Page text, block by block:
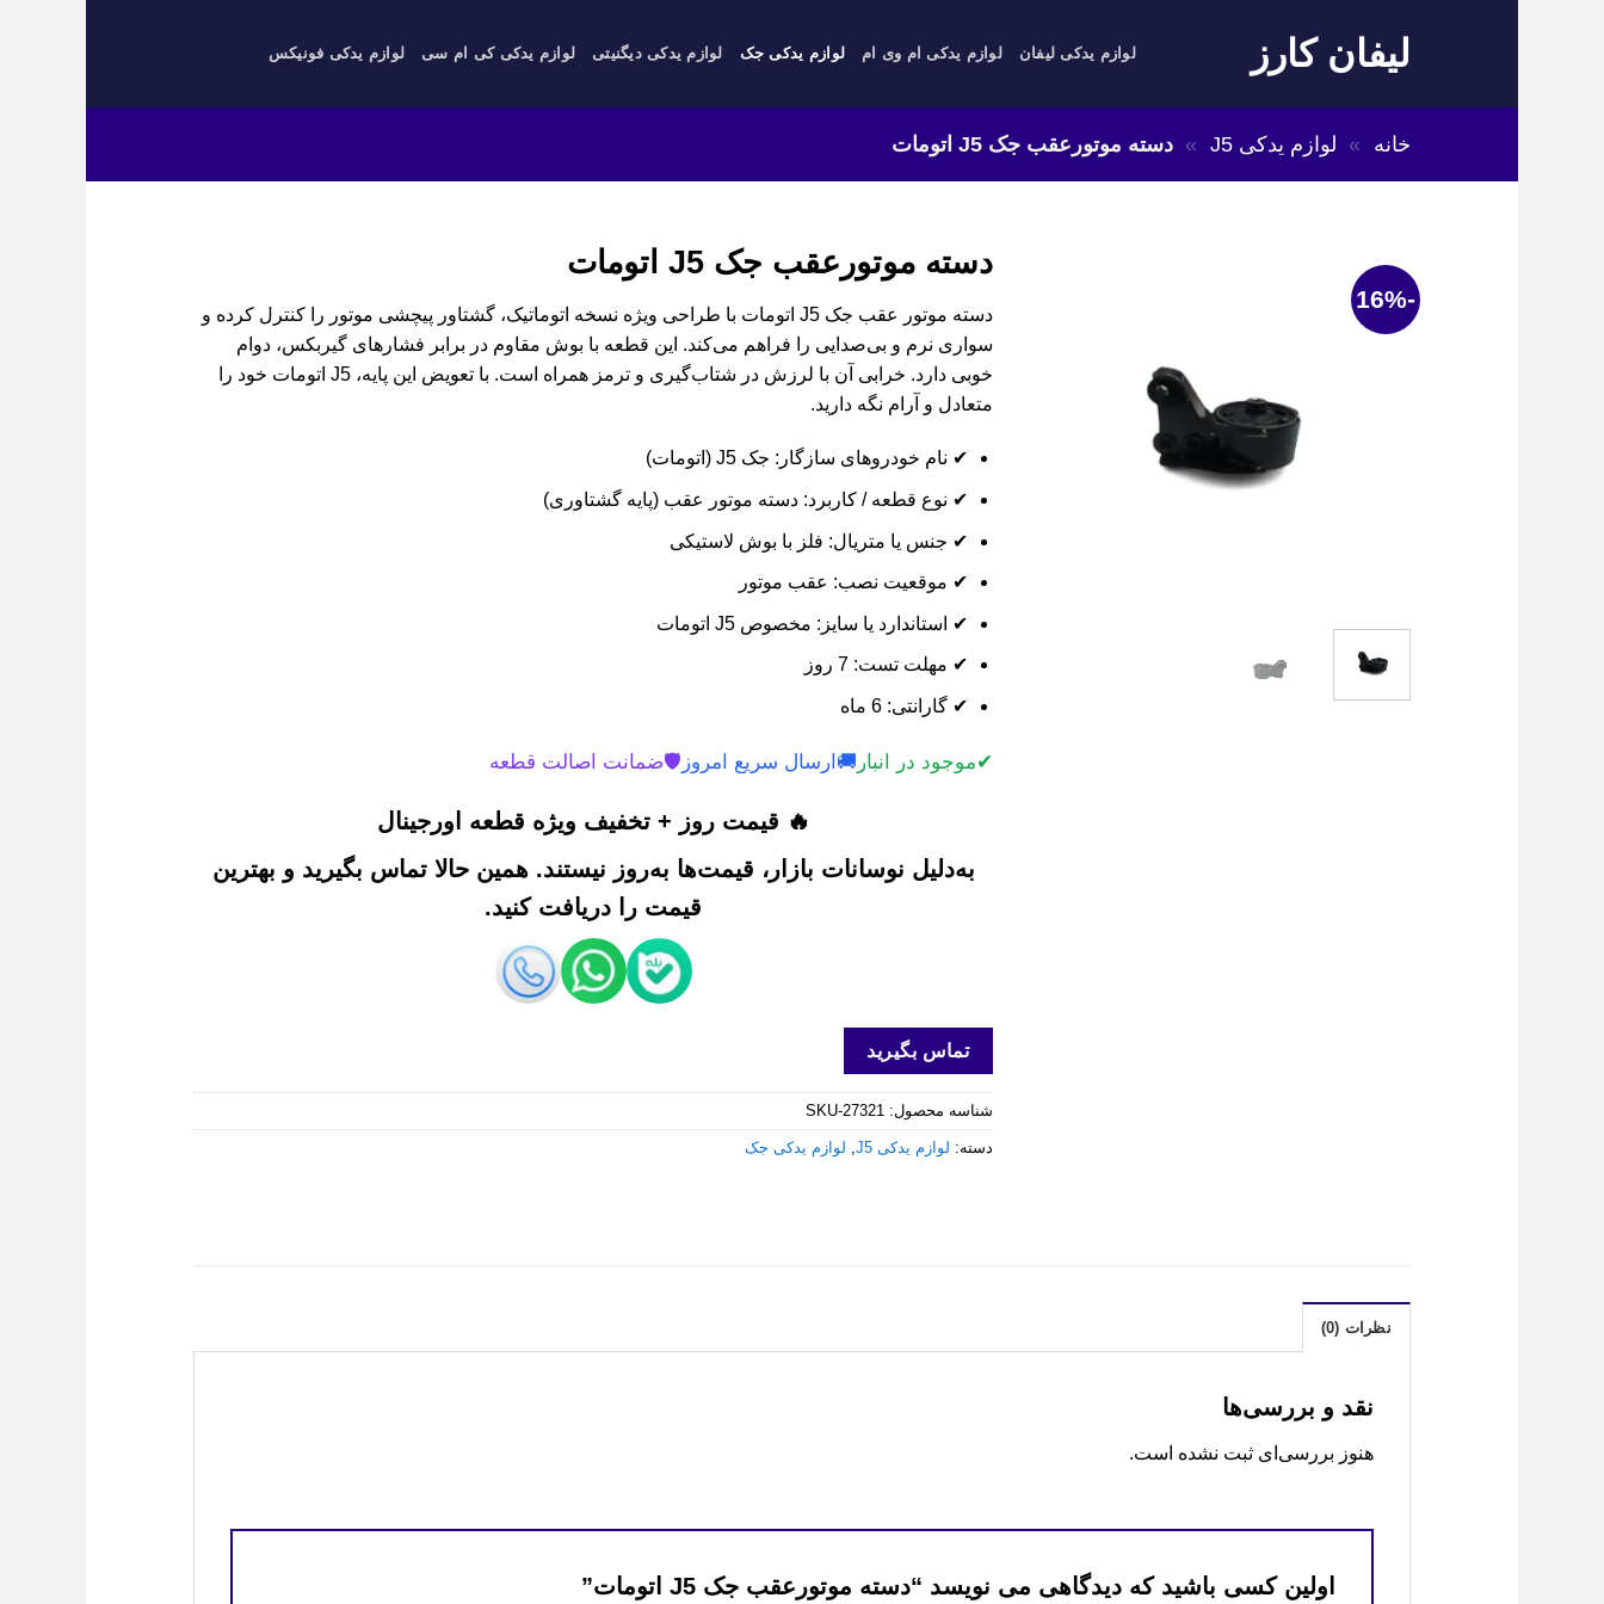
لیفان کارز لوازم یدکی لیفان لوازم یدکی ام وی ام لوازم یدکی جک لوازم یدکی دیگنیتی لوازم یدکی کی ام سی لوازم یدکی فونیکس
خانه » لوازم یدکی J5 » دسته موتورعقب جک J5 اتومات
-16%
دسته موتورعقب جک J5 اتومات
دسته موتور عقب جک J5 اتومات با طراحی ویژه نسخه اتوماتیک، گشتاور پیچشی موتور را کنترل کرده و
سواری نرم و بی‌صدایی را فراهم می‌کند. این قطعه با بوش مقاوم در برابر فشارهای گیربکس، دوام
خوبی دارد. خرابی آن با لرزش در شتاب‌گیری و ترمز همراه است. با تعویض این پایه، J5 اتومات خود را
متعادل و آرام نگه دارید.
✔ نام خودروهای سازگار: جک J5 (اتومات)
✔ نوع قطعه / کاربرد: دسته موتور عقب (پایه گشتاوری)
✔ جنس یا متریال: فلز با بوش لاستیکی
✔ موقعیت نصب: عقب موتور
✔ استاندارد یا سایز: مخصوص J5 اتومات
✔ مهلت تست: 7 روز
✔ گارانتی: 6 ماه
✔موجود در انبار 🚚 ارسال سریع امروز 🛡️ضمانت اصالت قطعه
🔥 قیمت روز + تخفیف ویژه قطعه اورجینال
به‌دلیل نوسانات بازار، قیمت‌ها به‌روز نیستند. همین حالا تماس بگیرید و بهترین
قیمت را دریافت کنید.
تماس بگیرید
شناسه محصول: SKU-27321
دسته: لوازم یدکی J5 , لوازم یدکی جک
نظرات (0)
نقد و بررسی‌ها
هنوز بررسی‌ای ثبت نشده است.
اولین کسی باشید که دیدگاهی می نویسد “دسته موتورعقب جک J5 اتومات”